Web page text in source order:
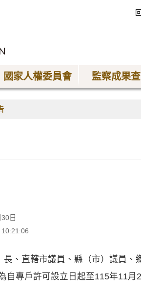
國家人權委員會 監察成果
日
、直轄市議員、縣（市）議員
自專戶許可設立日起至115年11月